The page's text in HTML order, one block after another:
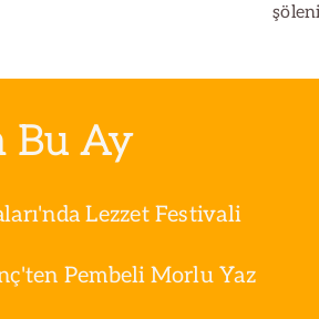
Bu Ay
Lezzet Festivali
Pembeli Morlu Yaz